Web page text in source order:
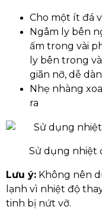
Cho một ít đá
Ngâm ly bên
ấm trong vài
ly bên trong
giãn nỡ, dễ
Nhẹ nhàng
ra
Sử dụng nhiệt
Lưu ý: Không nên
lạnh vì nhiệt độ
tinh bị nứt vỡ.